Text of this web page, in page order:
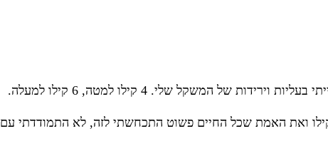
של המשקל שלי. 4 קילו למטה, 6 קילו למעלה.